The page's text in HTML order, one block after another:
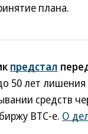
плана.
предстал
50 лет
средств
ВТС-е. О